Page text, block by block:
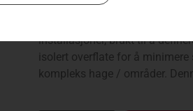
Husqvarna Heavy duty wire
installasjoner, brukt til å
isolert overflate for å
kompleks hage / områder.